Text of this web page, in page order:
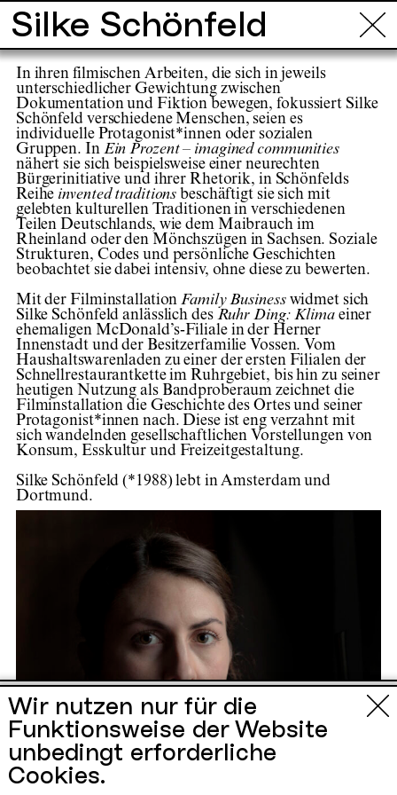
Info Touren Orte Projekte
Silke Schönfeld
In ihren filmischen Arbeiten, die sich in jeweils
unterschiedlicher Gewichtung zwischen
Dokumentation und Fiktion bewegen, fokussiert Silke
Schönfeld verschiedene Menschen, seien es
individuelle Protagonist*innen oder sozialen
Gruppen. In Ein Prozent – imagined communities
nähert sie sich beispielsweise einer neurechten
Bürgerinitiative und ihrer Rhetorik, in Schönfelds
Reihe invented traditions beschäftigt sie sich mit
gelebten kulturellen Traditionen in verschiedenen
Teilen Deutschlands, wie dem Maibrauch im
Rheinland oder den Mönchszügen in Sachsen. Soziale
Strukturen, Codes und persönliche Geschichten
beobachtet sie dabei intensiv, ohne diese zu bewerten.
Mit der Filminstallation Family Business widmet sich
Silke Schönfeld anlässlich des Ruhr Ding: Klimaeiner
ehemaligen McDonald’s-Filiale in der Herner
Innenstadt und der Besitzerfamilie Vossen. Vom
Haushaltswarenladen zu einer der ersten Filialen der
Schnellrestaurantkette im Ruhrgebiet, bis hin zu seiner
heutigen Nutzung als Bandproberaum zeichnet die
Filminstallation die Geschichte des Ortes und seiner
Protagonist*innen nach. Diese ist eng verzahnt mit
sich wandelnden gesellschaftlichen Vorstellungen von
Konsum, Esskultur und Freizeitgestaltung.
Silke Schönfeld (*1988) lebt in Amsterdam und
Dortmund.
Urbane Künste
Ruhr
Wir nutzen nur für die
Funktionsweise der Website
unbedingt erforderliche
Cookies.